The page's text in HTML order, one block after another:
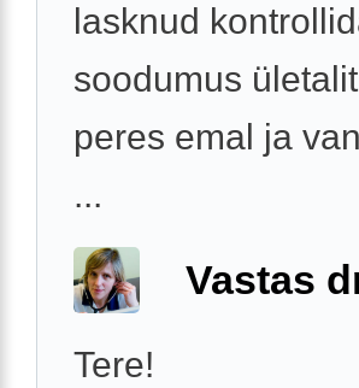
lasknud
soodumus
peres emal ja
...
Vastas
Tere!